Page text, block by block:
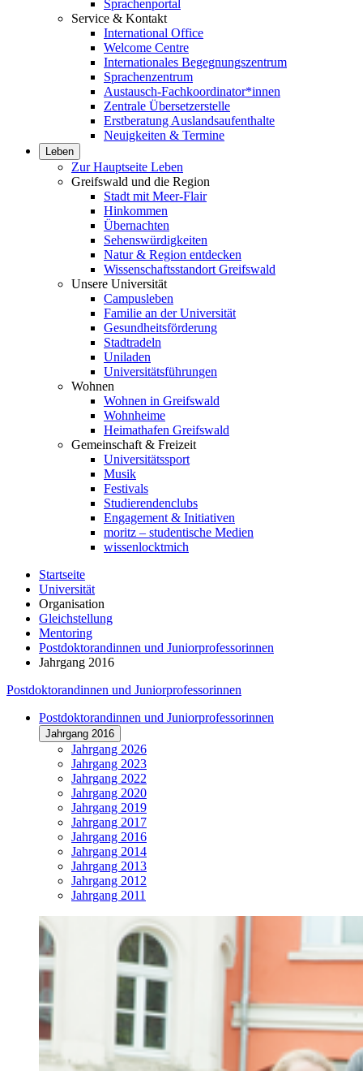
Sprachenportal
Service & Kontakt
International Office
Welcome Centre
Internationales Begegnungszentrum
Sprachenzentrum
Austausch-Fachkoordinator*innen
Zentrale Übersetzerstelle
Erstberatung Auslandsaufenthalte
Neuigkeiten & Termine
Leben
Zur Hauptseite Leben
Greifswald und die Region
Stadt mit Meer-Flair
Hinkommen
Übernachten
Sehenswürdigkeiten
Natur & Region entdecken
Wissenschaftsstandort Greifswald
Unsere Universität
Campusleben
Familie an der Universität
Gesundheitsförderung
Stadtradeln
Uniladen
Universitätsführungen
Wohnen
Wohnen in Greifswald
Wohnheime
Heimathafen Greifswald
Gemeinschaft & Freizeit
Universitätssport
Musik
Festivals
Studierendenclubs
Engagement & Initiativen
moritz – studentische Medien
wissenlocktmich
Startseite
Universität
Organisation
Gleichstellung
Mentoring
Postdoktorandinnen und Juniorprofessorinnen
Jahrgang 2016
Postdoktorandinnen und Juniorprofessorinnen
Postdoktorandinnen und Juniorprofessorinnen
Jahrgang 2016
Jahrgang 2026
Jahrgang 2023
Jahrgang 2022
Jahrgang 2020
Jahrgang 2019
Jahrgang 2017
Jahrgang 2016
Jahrgang 2014
Jahrgang 2013
Jahrgang 2012
Jahrgang 2011